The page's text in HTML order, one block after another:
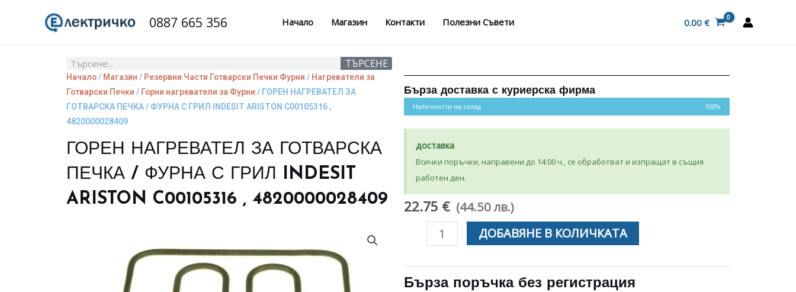
0887 665 356 Начало Магазин Контакти Полезни Съвети 0.00 €
Search ТЪРСЕНЕ
Начало/ Магазин / Резервни Части Готварски Печки Фурни / Нагреватели за
Готварски Печки / Горни нагреватели за Фурни / ГОРЕН НАГРЕВАТЕЛ ЗА
ГОТВАРСКА ПЕЧКА / ФУРНА С ГРИЛ INDESIT ARISTON C00105316 ,
4820000028409
ГОРЕН НАГРЕВАТЕЛ ЗА ГОТВАРСКА
ПЕЧКА / ФУРНА С ГРИЛ INDESIT
ARISTON C00105316 , 4820000028409
Бърза доставка с куриерска фирма
Наличности на склад 100%
доставка
Всички поръчки, направени до 14:00 ч., се обработват и изпращат в същия
работен ден.
22.75 € (44.50 лв.)
количество
НАГРЕВАТЕЛ
ДОБАВЯНЕ В КОЛИЧКАТА
Бърза поръчка без регистрация